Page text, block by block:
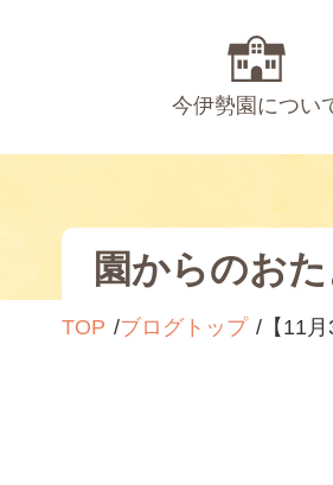
今伊勢園につい
園からのおた
TOP ブログトップ 【11